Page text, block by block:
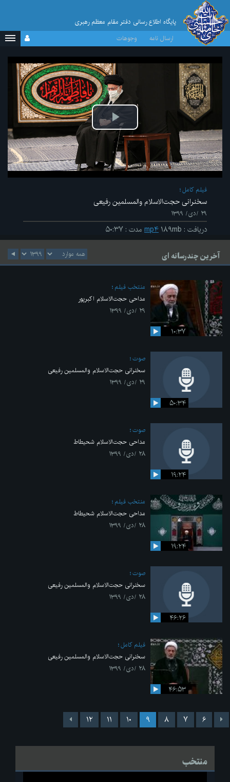
پایگاه اطلاع رسانی دفتر مقام معظم رهبری
ارسال نامه
وجوهات
پخش
ویدیو
فیلم کامل
سخنرانی حجت‌الاسلام والمسلمین رفیعی
۲۹ /دی/ ۱۳۹۹
دریافت : mp۴ ۱۸۹mb مدت : ۵۰:۳۷
آخرین چندرسانه ای
۱۰:۳۷
منتخب فیلم
مداحی حجت‌الاسلام اکبرپور
۲۹ /دی/ ۱۳۹۹
۵۰:۳۴
صوت
سخنرانی حجت‌الاسلام والمسلمین رفیعی
۲۹ /دی/ ۱۳۹۹
۱۹:۲۴
صوت
مداحی حجت‌الاسلام شحیطاط
۲۸ /دی/ ۱۳۹۹
۱۹:۲۴
منتخب فیلم
مداحی حجت‌الاسلام شحیطاط
۲۸ /دی/ ۱۳۹۹
۴۶:۲۶
صوت
سخنرانی حجت‌الاسلام والمسلمین رفیعی
۲۸ /دی/ ۱۳۹۹
۴۶:۵۳
فیلم کامل
سخنرانی حجت‌الاسلام والمسلمین رفیعی
۲۸ /دی/ ۱۳۹۹
۶ ۷ ۸ ۹ ۱۰ ۱۱ ۱۲
منتخب